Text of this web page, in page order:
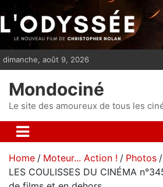
i
p
t
n
dimanche, août 9, 2026
Mondociné
Le site des amoureux de tous les
Home Moteur... Action !
Photos
LES COULISSES DU CINÉMA